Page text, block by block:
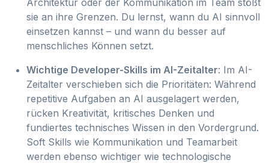
sie an ihre Grenzen. Du lernst, wann du AI sinnvoll
einsetzen kannst – und wann du besser auf
menschliches Können setzt.
Wichtige Developer-Skills im AI-Zeitalter: Im AI-
Zeitalter verschieben sich die Prioritäten: Während
repetitive Aufgaben an AI ausgelagert werden,
rücken Kreativität, kritisches Denken und
fundiertes technisches Wissen in den Vordergrund.
Soft Skills wie Kommunikation und Teamarbeit
werden ebenso wichtiger wie technologische